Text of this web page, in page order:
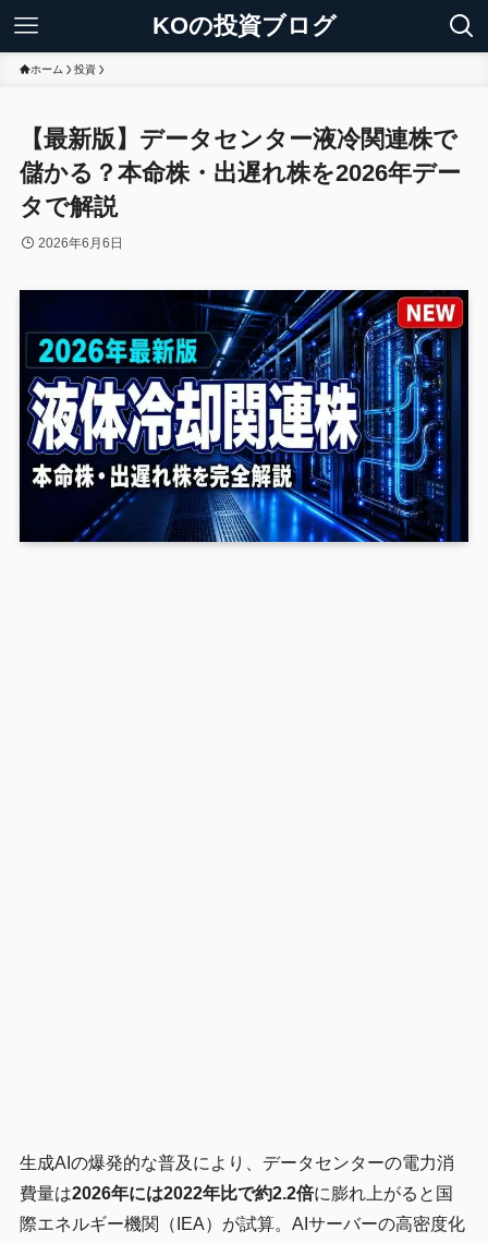
KOの投資ブログ
ホーム 投資
【最新版】データセンター液冷関連株で
儲かる？本命株・出遅れ株を2026年デー
タで解説
2026年6月6日
生成AIの爆発的な普及により、データセンターの電力消
費量は2026年には2022年比で約2.2倍に膨れ上がると国
際エネルギー機関（IEA）が試算。AIサーバーの高密度化